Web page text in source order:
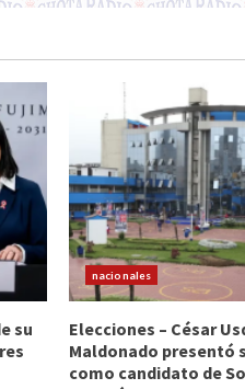
su
nacionales
Elecciones – César
Maldonado presentó
como candidato de